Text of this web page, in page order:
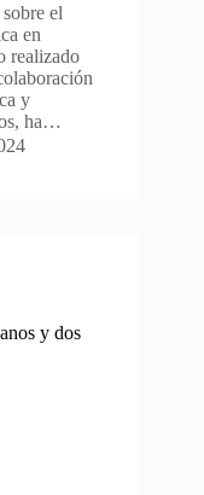
el
en
realizado
y
ha…
y dos